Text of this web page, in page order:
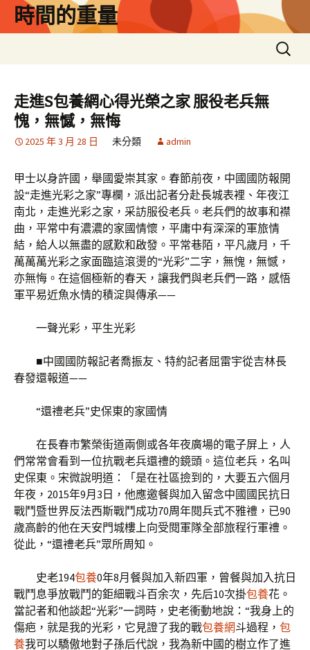
時間的重量
搜
尋
走進S包養網心得光榮之家 服役老兵無
愧，無憾，無悔
2025 年 3 月 28 日 未分類 admin
甲士以身許國，舉國愛崇其家。春節前夜，中國國防報開
設“走進光彩之家”專欄，派出記者分赴長城表裡、年夜江
南北，走進光彩之家，采訪服役老兵。老兵們的故事和襟
曲，平常中有濃濃的家國情懷，平庸中有深深的軍旅情
結，給人以無盡的感歎和啟發。平常巷陌，平凡歲月，千
萬萬萬光彩之家面臨這滾燙的“光彩”二字，無愧，無憾，
亦無悔。在這個極新的春天，讓我們與老兵們一路，感悟
軍平易近魚水情的積淀與傳承——
一聲光彩，平生光彩
■中國國防報記者喬振友、特約記者屈雷宇從吉林長
春發還報道——
“還禮老兵”史保東的家國情
在長春市繁榮街道兩側或各年夜廣場的電子屏上，人
們常常會看到一位抗戰老兵還禮的鏡頭。這位老兵，名叫
史保東。宋微說明道：「是在社區撿到的，大要五六個月
年夜，2015年9月3日，他應邀餐與加入留念中國國民抗日
戰鬥暨世界反法西斯戰鬥成功70周年閱兵式不雅禮，已90
歲高齡的他在天安門城樓上向受閱軍隊全部旅程行軍禮。
從此，“還禮老兵”眾所周知。
史老194包養0年8月餐與加入新四軍，曾餐與加入抗日
戰鬥息爭放戰鬥的鉅細戰斗百余次，先后10次掛包養花。
當記者和他談起“光彩”一詞時，史老衝動地說：“我身上的
傷疤，就是我的光彩，它見證了我的戰包養網斗過程， 包
養我可以驕傲地對子孫后代說，我為新中國的樹立作了進